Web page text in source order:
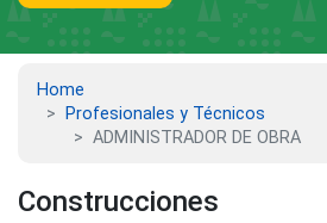
Home
Profesionales y Técnicos
ADMINISTRADOR DE OBRA
Construcciones